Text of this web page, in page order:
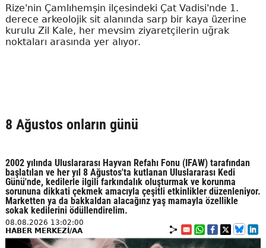
Rize'nin Çamlıhemşin ilçesindeki Çat Vadisi'nde 1.
derece arkeolojik sit alanında sarp bir kaya üzerine
kurulu Zil Kale, her mevsim ziyaretçilerin uğrak
noktaları arasında yer alıyor.
8 Ağustos onların günü
2002 yılında Uluslararası Hayvan Refahı Fonu (IFAW) tarafından
başlatılan ve her yıl 8 Ağustos'ta kutlanan Uluslararası Kedi
Günü'nde, kedilerle ilgili farkındalık oluşturmak ve korunma
sorununa dikkati çekmek amacıyla çeşitli etkinlikler düzenleniyor.
Marketten ya da bakkaldan alacağınz yaş mamayla özellikle
sokak kedilerini ödüllendirelim.
08.08.2026 13:02:00
HABER MERKEZİ/AA